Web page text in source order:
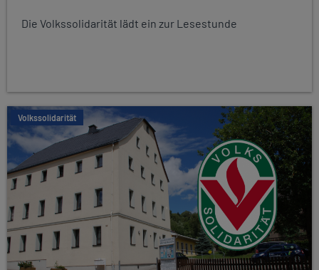
Die Volkssolidarität lädt ein zur Lesestunde
Volkssolidarität